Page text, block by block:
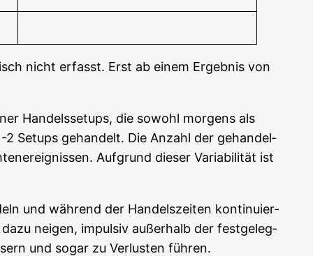
nicht erfasst. Erst ab einem Ergeb­nis von
Han­dels­set­ups, die sowohl mor­gens als
Set­ups gehan­delt. Die Anzahl der gehan­del­
Auf­grund die­ser Varia­bi­li­tät ist
und wäh­rend der Han­dels­zei­ten kon­ti­nu­ier­
nei­gen, impul­siv außer­halb der fest­ge­leg­
und sogar zu Ver­lus­ten führen.